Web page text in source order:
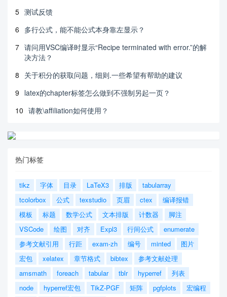
5 测试反馈
6 多行公式，能不能公式本身靠左显示？
7 请问用VSC编译时显示“Recipe terminated with error.”的解
决方法？
8 关于积分的获取问题，细则.一些希望有帮助的建议
9 latex的chapter标签怎么做到不强制另起一页？
10 请教\affiliation如何使用？
热门标签
tikz 字体 目录 LaTeX3 排版
tabularray
tcolorbox
公式 texstudio 页眉 ctex
编译报错
模板
标题 数学公式 文本排版 计数器
脚注
VSCode
绘图 对齐 Expl3 行间公式
enumerate
参考文献引用
行距 exam-zh 编号 minted
图片
宏包
xelatex 章节格式 bibtex
参考文献处理
amsmath
foreach tabular tblr hyperref
列表
node
hyperref宏包 TikZ-PGF 矩阵 pgfplots
宏编程